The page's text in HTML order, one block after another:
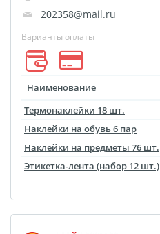
Фотоколлаж
Визитки
Календарь настольный
домик
Календари настенные с
блоком
Елочный шарик
(новогод. игрушки)
Календарь карманный
202358@mail.ru
Варианты оплаты
Наименование
Термонаклейки 18 шт.
Наклейки на обувь 6 пар
Наклейки на предметы 76 шт.
Этикетка-лента (набор 12 шт.)